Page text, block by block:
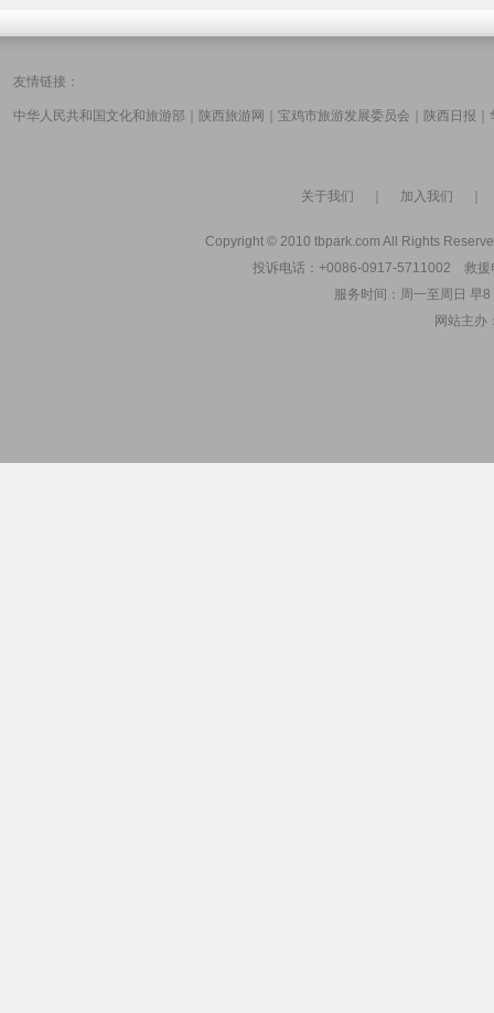
友情链接：
中华人民共和国文化和旅游部 陕西旅游网 宝鸡市旅游发展委员会 陕西日报
关于我们 加入我们
Copyright © 2010 tbpark.com All Rights
投诉电话：+0086-0917-5711002 救
服务时间：周一至周日 早
网站主办